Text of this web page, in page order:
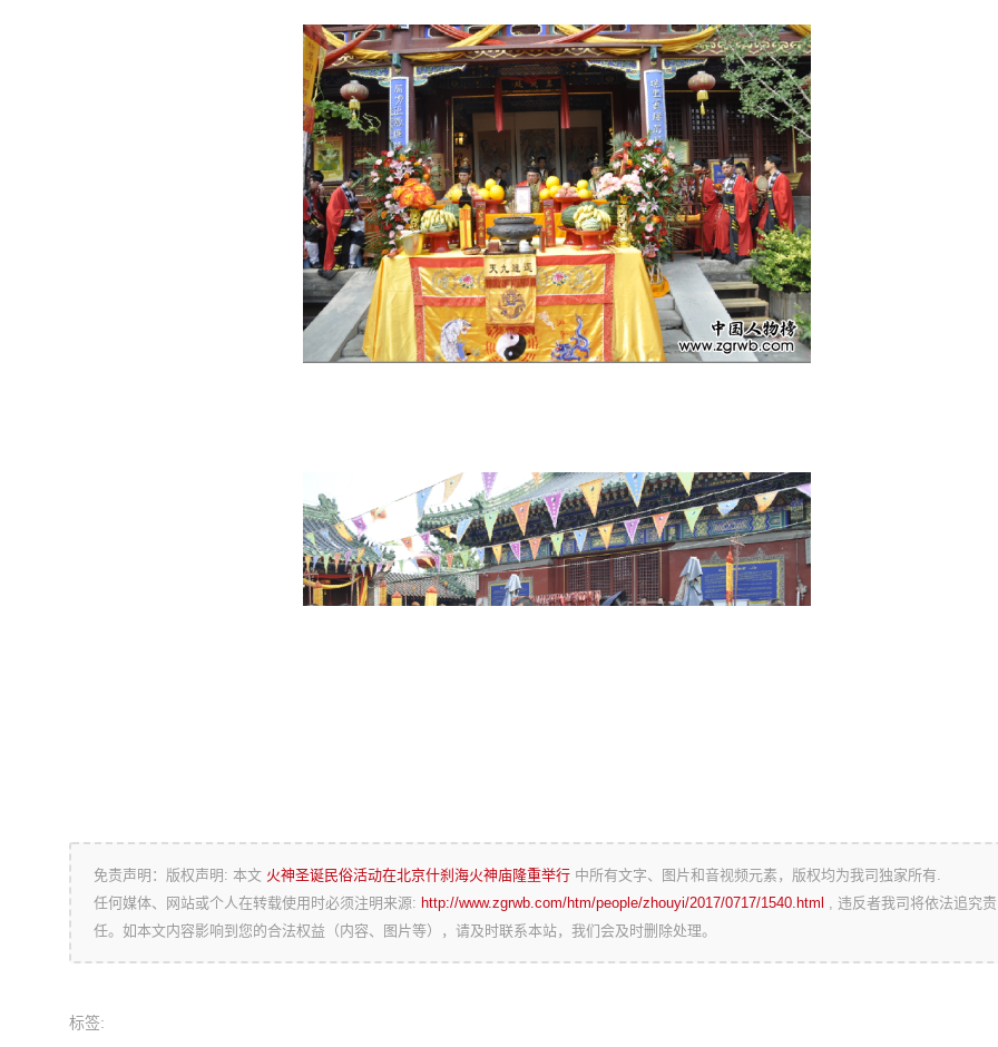
免责声明：版权声明: 本文 火神圣诞民俗活动在北京什刹海火神庙隆重举行 中所有文字、图片和音视频元素，版权均为我司独家所有.
任何媒体、网站或个人在转载使用时必须注明来源: http://www.zgrwb.com/htm/people/zhouyi/2017/0717/1540.html , 违反者我司将依法追究责
任。如本文内容影响到您的合法权益（内容、图片等），请及时联系本站，我们会及时删除处理。
标签: